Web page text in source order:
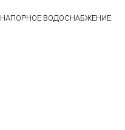
НАПОРНОЕ ВОДОСНАБЖЕНИЕ